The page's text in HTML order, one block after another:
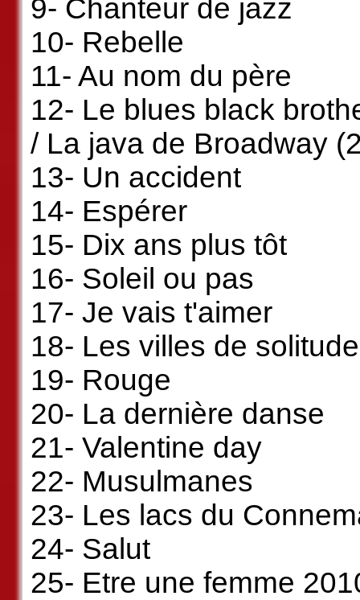
9- Chanteur de jazz
10- Rebelle
11- Au nom du père
12- Le blues black
/ La java de Broadway
13- Un accident
14- Espérer
15- Dix ans plus tôt
16- Soleil ou pas
17- Je vais t'aimer
18- Les villes de solitude
19- Rouge
20- La dernière danse
21- Valentine day
22- Musulmanes
23- Les lacs du
24- Salut
25- Etre une femme